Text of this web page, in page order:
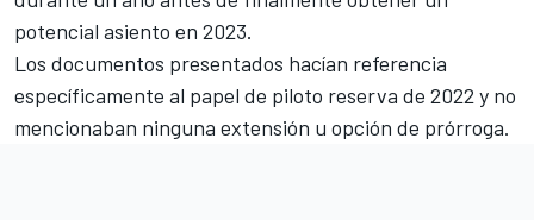
potencial asiento en 2023.
Los documentos presentados hacían referencia
específicamente al papel de piloto reserva de 2022 y no
mencionaban ninguna extensión u opción de prórroga.